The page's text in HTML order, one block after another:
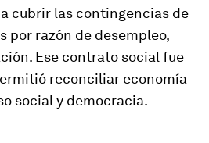
cubrir las contingencias de
por razón de desempleo,
Ese contrato social fue
reconciliar economía
social y democracia.